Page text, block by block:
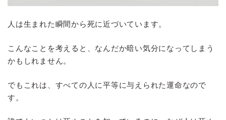
人は生まれた瞬間から死に近づいています。
こんなことを考えると、なんだか暗い気分になってしまう
かもしれません。
でもこれは、すべての人に平等に与えられた運命なので
す。